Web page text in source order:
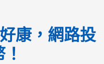
康，網路投